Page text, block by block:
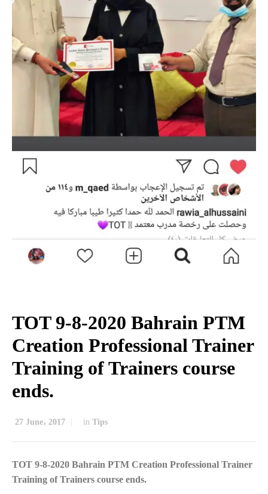
TOT 9-8-2020 Bahrain PTM
Creation Professional Trainer
Training of Trainers course
ends.
27 June، 2017 in Tips
TOT 9-8-2020 Bahrain PTM Creation Professional Trainer
Training of Trainers course ends.